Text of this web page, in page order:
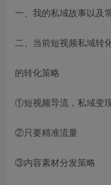
一、我的私域故事以及
二、当前短视频私域转
的转化策略
①短视频导流，私域变
②只要精准流量
③内容素材分发策略